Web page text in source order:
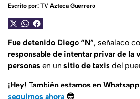
Escrito por: TV Azteca Guerrero
Fue detenido Diego “N”, señalado
responsable de intentar privar de la
personas en un sitio de taxis del
¡Hey! También estamos en
seguirnos ahora 😎